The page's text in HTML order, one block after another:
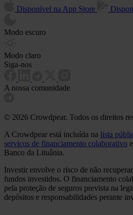
Disponível na App Store
Modo escuro
Modo claro
Siga-nos
A nossa comunidade
© 2026 Crowdpear. Todos os direitos
A Crowdpear está incluída na lista
serviços de financiamento colaborativo
Banco da Lituânia.
Investir envolve o risco de não
fundos investidos. O financiamento
pela proteção de seguros prevista na
depósitos e responsabilidades perante